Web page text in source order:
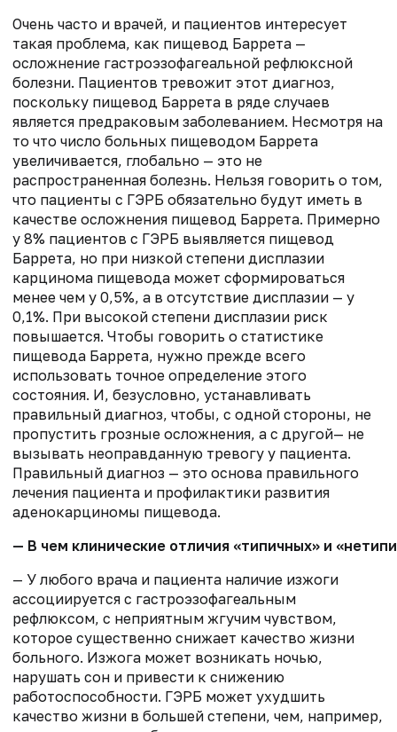
Очень часто и врачей, и пациентов интересует
такая проблема, как пищевод Баррета —
осложнение гастроэзофагеальной рефлюксной
болезни. Пациентов тревожит этот диагноз,
поскольку пищевод Баррета в ряде случаев
является предраковым заболеванием. Несмотря на
то что число больных пищеводом Баррета
увеличивается, глобально — это не
распространенная болезнь. Нельзя говорить о том,
что пациенты с ГЭРБ обязательно будут иметь в
качестве осложнения пищевод Баррета. Примерно
у 8% пациентов с ГЭРБ выявляется пищевод
Баррета, но при низкой степени дисплазии
карцинома пищевода может сформироваться
менее чем у 0,5%, а в отсутствие дисплазии — у
0,1%. При высокой степени дисплазии риск
повышается. Чтобы говорить о статистике
пищевода Баррета, нужно прежде всего
использовать точное определение этого
состояния. И, безусловно, устанавливать
правильный диагноз, чтобы, с одной стороны, не
пропустить грозные осложнения, а с другой— не
вызывать неоправданную тревогу у пациента.
Правильный диагноз — это основа правильного
лечения пациента и профилактики развития
аденокарциномы пищевода.
— В чем клинические отличия «типичных» и
— У любого врача и пациента наличие изжоги
ассоциируется с гастроэзофагеальным
рефлюксом, с неприятным жгучим чувством,
которое существенно снижает качество жизни
больного. Изжога может возникать ночью,
нарушать сон и привести к снижению
работоспособности. ГЭРБ может ухудшить
качество жизни в большей степени, чем, например,